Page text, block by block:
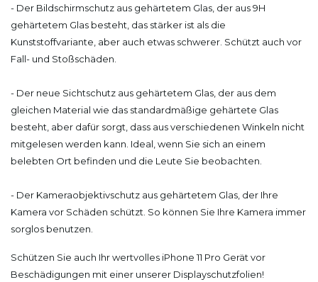
- Der Bildschirmschutz aus gehärtetem Glas, der aus 9H
gehärtetem Glas besteht, das stärker ist als die
Kunststoffvariante, aber auch etwas schwerer. Schützt auch vor
Fall- und Stoßschäden.
- Der neue Sichtschutz aus gehärtetem Glas, der aus dem
gleichen Material wie das standardmäßige gehärtete Glas
besteht, aber dafür sorgt, dass aus verschiedenen Winkeln nicht
mitgelesen werden kann. Ideal, wenn Sie sich an einem
belebten Ort befinden und die Leute Sie beobachten.
- Der Kameraobjektivschutz aus gehärtetem Glas, der Ihre
Kamera vor Schäden schützt. So können Sie Ihre Kamera immer
sorglos benutzen.
Schützen Sie auch Ihr wertvolles iPhone 11 Pro Gerät vor
Beschädigungen mit einer unserer Displayschutzfolien!